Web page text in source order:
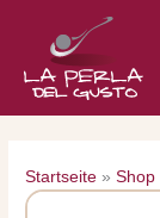
springen
Startseite »Shop